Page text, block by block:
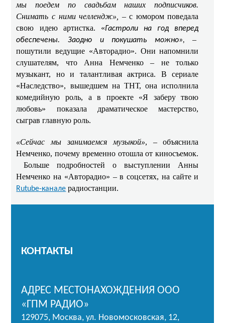
мы поедем по свадьбам наших подписчиков.
Снимать с ними челлендж»,
– с юмором поведала
свою идею артистка. «Гастроли на год вперед
обеспечены. Заодно и покушать можно»,–
пошутили ведущие «Авторадио». Они напомнили
слушателям, что Анна Немченко – не только
музыкант, но и талантливая актриса. В сериале
«Наследство», вышедшем на ТНТ, она исполнила
комедийную роль, а в проекте «Я заберу твою
любовь» показала драматическое мастерство,
сыграв главную роль. ​​
«Сейчас мы занимаемся музыкой», – объяснила
Немченко, почему временно отошла от киносъемок.
​ Больше подробностей о выступлении Анны
Немченко на «Авторадио» – в соцсетях, на сайте и
Rutube-канале радиостанции.
КОНТАКТЫ
АДРЕС МЕСТОНАХОЖДЕНИЯ ООО
«ГПМ РАДИО»
129075, Москва, ул. Новомосковская, 12,